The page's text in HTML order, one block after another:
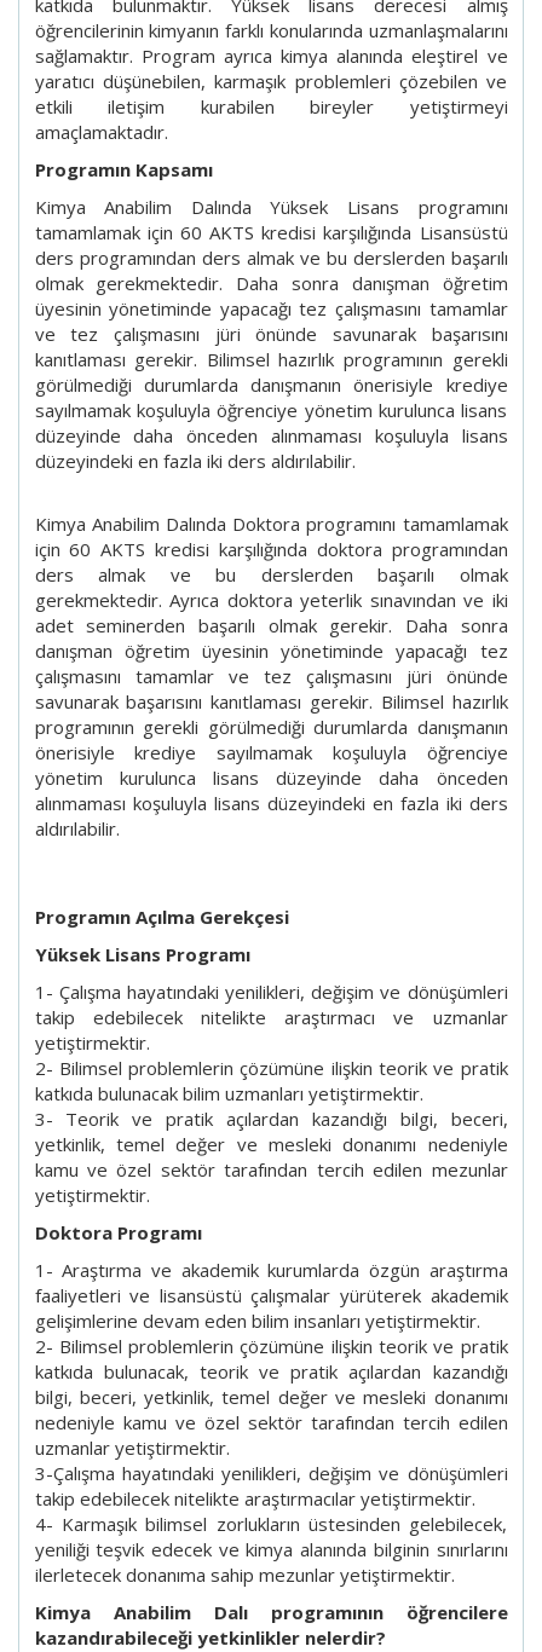
öğrencilerinin kimyanın farklı konularında uzmanlaşmalarını
sağlamaktır. Program ayrıca kimya alanında eleştirel ve
yaratıcı düşünebilen, karmaşık problemleri çözebilen ve
etkili iletişim kurabilen bireyler yetiştirmeyi
amaçlamaktadır.
Programın Kapsamı
Kimya Anabilim Dalında Yüksek Lisans programını
tamamlamak için 60 AKTS kredisi karşılığında Lisansüstü
ders programından ders almak ve bu derslerden başarılı
olmak gerekmektedir. Daha sonra danışman öğretim
üyesinin yönetiminde yapacağı tez çalışmasını tamamlar
ve tez çalışmasını jüri önünde savunarak başarısını
kanıtlaması gerekir. Bilimsel hazırlık programının gerekli
görülmediği durumlarda danışmanın önerisiyle krediye
sayılmamak koşuluyla öğrenciye yönetim kurulunca lisans
düzeyinde daha önceden alınmaması koşuluyla lisans
düzeyindeki en fazla iki ders aldırılabilir.
Kimya Anabilim Dalında Doktora programını tamamlamak
için 60 AKTS kredisi karşılığında doktora programından
ders almak ve bu derslerden başarılı olmak
gerekmektedir. Ayrıca doktora yeterlik sınavından ve iki
adet seminerden başarılı olmak gerekir. Daha sonra
danışman öğretim üyesinin yönetiminde yapacağı tez
çalışmasını tamamlar ve tez çalışmasını jüri önünde
savunarak başarısını kanıtlaması gerekir. Bilimsel hazırlık
programının gerekli görülmediği durumlarda danışmanın
önerisiyle krediye sayılmamak koşuluyla öğrenciye
yönetim kurulunca lisans düzeyinde daha önceden
alınmaması koşuluyla lisans düzeyindeki en fazla iki ders
aldırılabilir.
Programın Açılma Gerekçesi
Yüksek Lisans Programı
1- Çalışma hayatındaki yenilikleri, değişim ve dönüşümleri
takip edebilecek nitelikte araştırmacı ve uzmanlar
yetiştirmektir.
2- Bilimsel problemlerin çözümüne ilişkin teorik ve pratik
katkıda bulunacak bilim uzmanları yetiştirmektir.
3- Teorik ve pratik açılardan kazandığı bilgi, beceri,
yetkinlik, temel değer ve mesleki donanımı nedeniyle
kamu ve özel sektör tarafından tercih edilen mezunlar
yetiştirmektir.
Doktora Programı
1- Araştırma ve akademik kurumlarda özgün araştırma
faaliyetleri ve lisansüstü çalışmalar yürüterek akademik
gelişimlerine devam eden bilim insanları yetiştirmektir.
2- Bilimsel problemlerin çözümüne ilişkin teorik ve pratik
katkıda bulunacak, teorik ve pratik açılardan kazandığı
bilgi, beceri, yetkinlik, temel değer ve mesleki donanımı
nedeniyle kamu ve özel sektör tarafından tercih edilen
uzmanlar yetiştirmektir.
3-Çalışma hayatındaki yenilikleri, değişim ve dönüşümleri
takip edebilecek nitelikte araştırmacılar yetiştirmektir.
4- Karmaşık bilimsel zorlukların üstesinden gelebilecek,
yeniliği teşvik edecek ve kimya alanında bilginin sınırlarını
ilerletecek donanıma sahip mezunlar yetiştirmektir.
Kimya Anabilim Dalı programının öğrencilere
kazandırabileceği yetkinlikler nelerdir?